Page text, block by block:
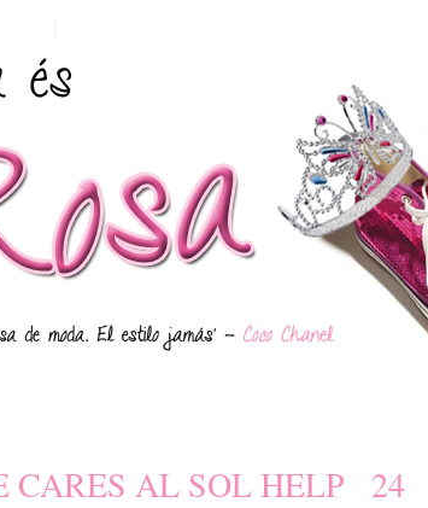
24
CARES AL SOL HELP